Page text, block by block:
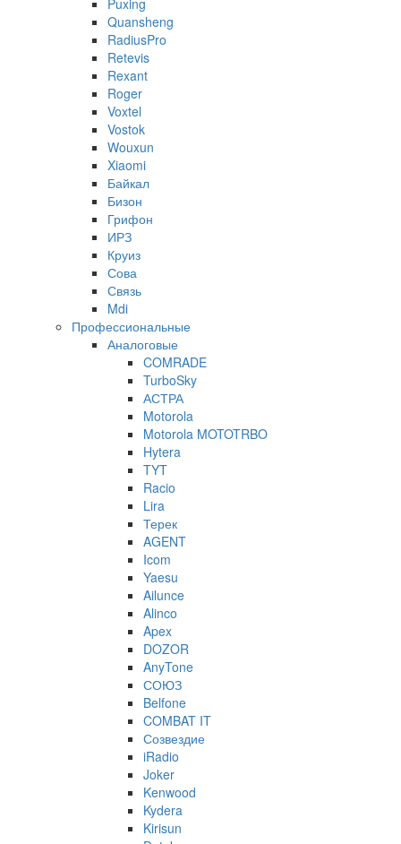
Quansheng
RadiusPro
Retevis
Rexant
Roger
Voxtel
Vostok
Wouxun
Xiaomi
Байкал
Бизон
Грифон
ИРЗ
Круиз
Сова
Связь
Mdi
Профессиональные
Аналоговые
COMRADE
TurboSky
АСТРА
Motorola
Motorola MOTOTRBO
Hytera
TYT
Racio
Lira
Терек
AGENT
Icom
Yaesu
Ailunce
Alinco
Apex
DOZOR
AnyTone
СОЮЗ
Belfone
COMBAT IT
Созвездие
iRadio
Joker
Kenwood
Kydera
Kirisun